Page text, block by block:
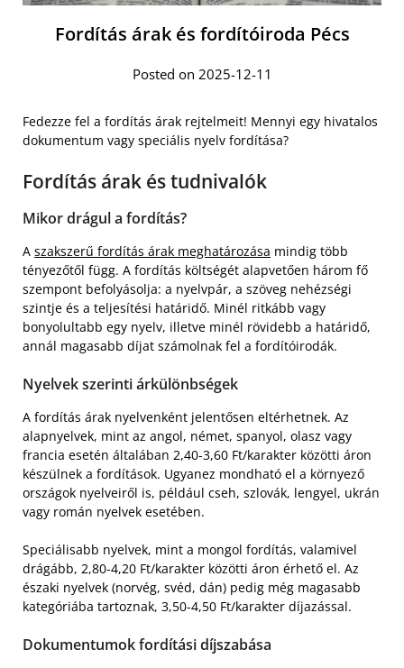
Fordítás árak és fordítóiroda Pécs
Posted on 2025-12-11
Fedezze fel a fordítás árak rejtelmeit! Mennyi egy hivatalos
dokumentum vagy speciális nyelv fordítása?
Fordítás árak és tudnivalók
Mikor drágul a fordítás?
A szakszerű fordítás árak meghatározása mindig több
tényezőtől függ. A fordítás költségét alapvetően három fő
szempont befolyásolja: a nyelvpár, a szöveg nehézségi
szintje és a teljesítési határidő. Minél ritkább vagy
bonyolultabb egy nyelv, illetve minél rövidebb a határidő,
annál magasabb díjat számolnak fel a fordítóirodák.
Nyelvek szerinti árkülönbségek
A fordítás árak nyelvenként jelentősen eltérhetnek. Az
alapnyelvek, mint az angol, német, spanyol, olasz vagy
francia esetén általában 2,40-3,60 Ft/karakter közötti áron
készülnek a fordítások. Ugyanez mondható el a környező
országok nyelveiről is, például cseh, szlovák, lengyel, ukrán
vagy román nyelvek esetében.
Speciálisabb nyelvek, mint a mongol fordítás, valamivel
drágább, 2,80-4,20 Ft/karakter közötti áron érhető el. Az
északi nyelvek (norvég, svéd, dán) pedig még magasabb
kategóriába tartoznak, 3,50-4,50 Ft/karakter díjazással.
Dokumentumok fordítási díjszabása